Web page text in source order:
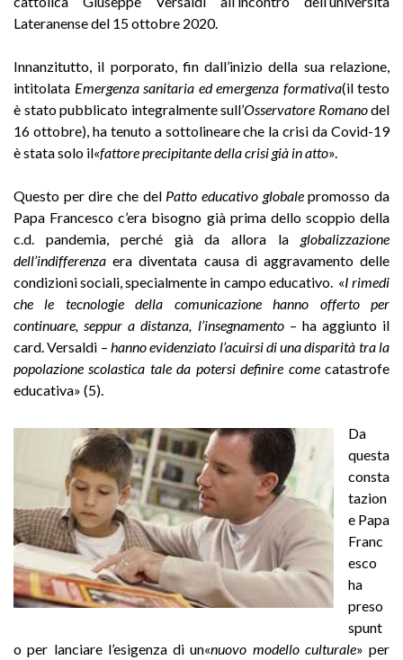
Lateranense del 15 ottobre 2020.
Innanzitutto, il porporato, fin dall’inizio della sua relazione,
intitolata Emergenza sanitaria ed emergenza formativa(il testo
è stato pubblicato integralmente sull’Osservatore Romanodel
16 ottobre), ha tenuto a sottolineare che la crisi da Covid-19
è stata solo il«fattore precipitante della crisi già in atto».
Questo per dire che del Patto educativo globalepromosso da
Papa Francesco c’era bisogno già prima dello scoppio della
c.d. pandemia, perché già da allora la globalizzazione
dell’indifferenzaera diventata causa di aggravamento delle
condizioni sociali, specialmente in campo educativo. «I rimedi
che le tecnologie della comunicazione hanno offerto per
continuare, seppur a distanza, l’insegnamento – ha aggiunto il
card. Versaldi – hanno evidenziato l’acuirsi di una disparità tra la
popolazione scolastica tale da potersi definire come catastrofe
educativa» (5).
Da
questa
consta
tazion
e Papa
Franc
esco
ha
preso
spunt
o per lanciare l’esigenza di un«nuovo modello culturale» per